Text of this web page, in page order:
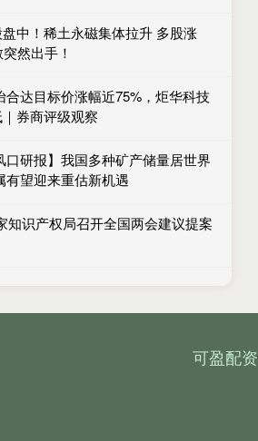
中！稀土永磁集体拉升 多股涨
然出手！
合达目标价涨幅近75%，炬华科技
券商评级观察
口研报】我国多种矿产储量居世界
有望迎来重估新机遇
知识产权局召开全国两会建议提案
可盈配资